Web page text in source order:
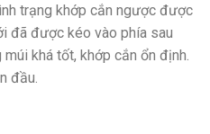
trạng khớp cắn ngược được
đã được kéo vào phía sau
khá tốt, khớp cắn ổn định.
đầu.